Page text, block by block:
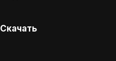
Скачать